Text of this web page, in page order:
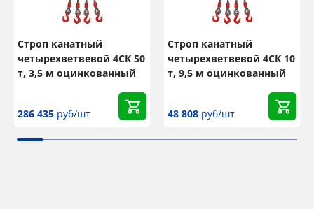
Строп канатный
четырехветвевой 4СК 50
т, 3,5 м оцинкованный
286 435 руб/шт
Строп канатный
четырехветвевой 4СК 10
т, 9,5 м оцинкованный
48 808 руб/шт